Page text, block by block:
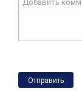
Отправить